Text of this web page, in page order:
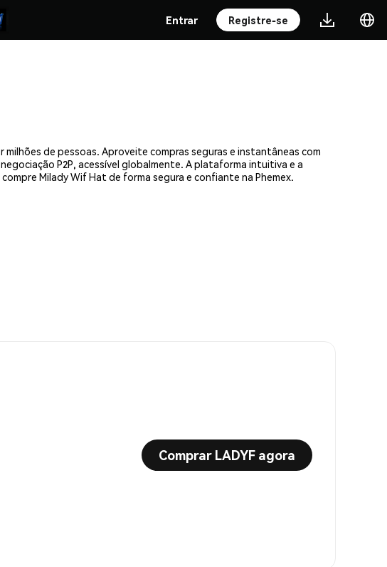
Entrar Registre-se
de pessoas. Aproveite compras seguras e instantâneas com
P2P, acessível globalmente. A plataforma intuitiva e a
Milady Wif Hat de forma segura e confiante na Phemex.
Comprar LADYF agora